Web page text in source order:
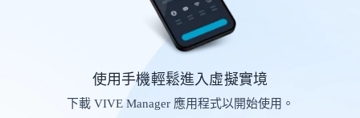
使用手機輕鬆進入虛擬實境
下載 VIVE Manager 應用程式以開始使用。